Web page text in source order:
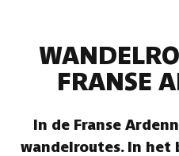
FRANSE
In de Franse
wandelroutes. In het